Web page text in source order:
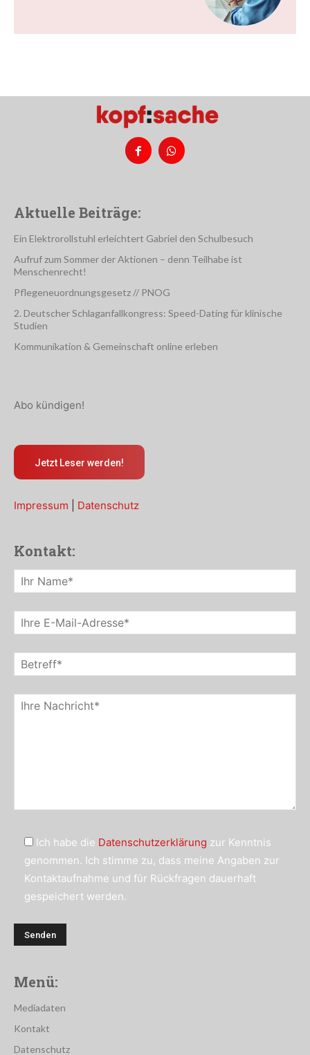
Aktuelle Beiträge:
Ein Elektrorollstuhl erleichtert Gabriel den Schulbesuch
Aufruf zum Sommer der Aktionen – denn Teilhabe ist
Menschenrecht!
Pflegeneuordnungsgesetz // PNOG
2. Deutscher Schlaganfallkongress: Speed-Dating für klinische
Studien
Kommunikation & Gemeinschaft online erleben
Abo kündigen!
Jetzt Leser werden!
Impressum Datenschutz
Kontakt:
Ich habe die Datenschutzerklärung zur Kenntnis
genommen. Ich stimme zu, dass meine Angaben zur
Kontaktaufnahme und für Rückfragen dauerhaft
gespeichert werden.
Menü:
Mediadaten
Kontakt
Datenschutz